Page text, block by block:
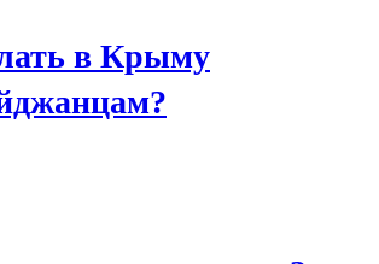
в Крыму